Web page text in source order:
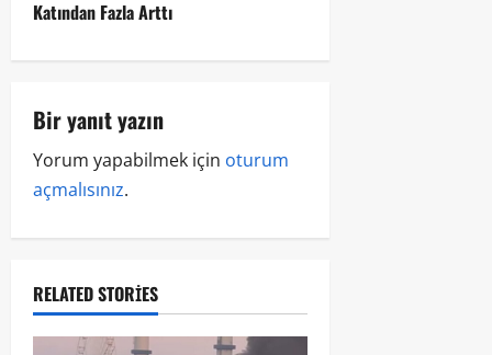
Katından Fazla Arttı
Bir yanıt yazın
Yorum yapabilmek için oturum
açmalısınız.
RELATED STORIES